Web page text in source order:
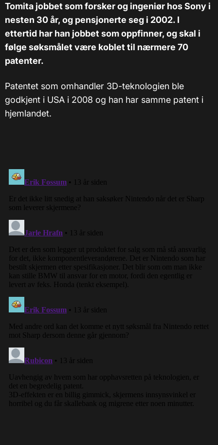
Tomita jobbet som forsker og ingeniør hos Sony i
nesten 30 år, og pensjonerte seg i 2002. I
ettertid har han jobbet som oppfinner, og skal i
følge søksmålet være koblet til nærmere 70
patenter.
Patentet som omhandler 3D-teknologien ble
godkjent i USA i 2008 og han har samme patent i
hjemlandet.